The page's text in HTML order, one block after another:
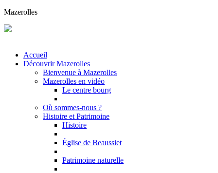
Mazerolles
Accueil
Découvrir Mazerolles
Bienvenue à Mazerolles
Mazerolles en vidéo
Le centre bourg
Où sommes-nous ?
Histoire et Patrimoine
Histoire
Église de Beaussiet
Patrimoine naturelle